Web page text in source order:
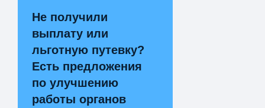
Не получили
выплату или
льготную путевку?
Есть предложения
по улучшению
работы органов